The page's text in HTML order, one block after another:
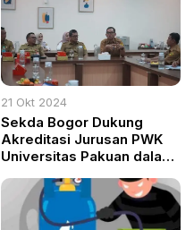
21 Okt 2024
Sekda Bogor Dukung
Akreditasi Jurusan PWK
Universitas Pakuan dalam